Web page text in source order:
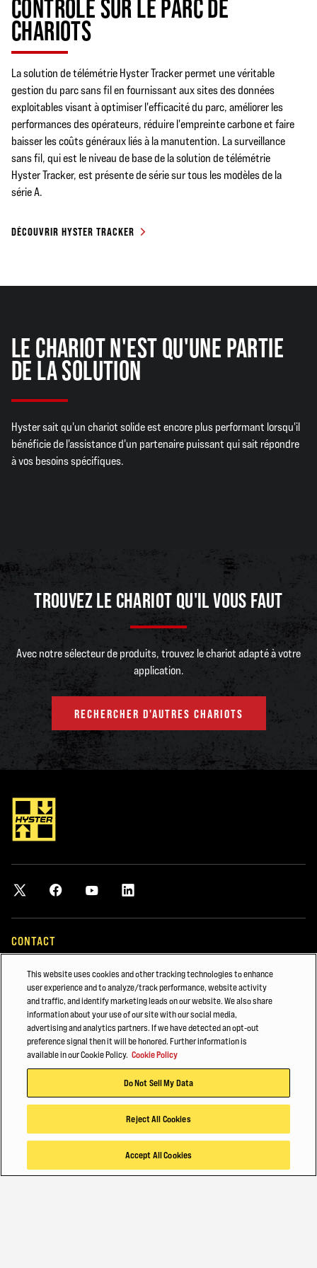
améliore la stabilité latérale. La conception
innovante de l'essieu directeur assure une
meilleure qualité de déplacement sur les surfaces
irrégulières. Ce système est 100 % sans
maintenance et ne comporte ni variateur, ni
capteurs, ni câblage.
MAÎTRISE DE LA TRACTION LORS DU LEVAGE À
GRANDE HAUTEUR
MAÎTRISE DE L'INCLINAISON LORS DU LEVAGE À
CONTRÔLE SUR LE PARC DE
CHARIOTS
La solution de télémétrie Hyster Tracker permet une véritable
gestion du parc sans fil en fournissant aux sites des données
exploitables visant à optimiser l'efficacité du parc, améliorer les
performances des opérateurs, réduire l'empreinte carbone et faire
baisser les coûts généraux liés à la manutention. La surveillance
sans fil, qui est le niveau de base de la solution de télémétrie
Hyster Tracker, est présente de série sur tous les modèles de la
série A.
DÉCOUVRIR HYSTER TRACKER
LE CHARIOT N'EST QU'UNE PARTIE
DE LA SOLUTION
Hyster sait qu'un chariot solide est encore plus performant lorsqu'il
bénéficie de l'assistance d'un partenaire puissant qui sait répondre
à vos besoins spécifiques.
TROUVEZ LE CHARIOT QU'IL VOUS FAUT
Avec notre sélecteur de produits, trouvez le chariot adapté à votre
application.
RECHERCHER D'AUTRES CHARIOTS
CONTACT
Dialoguer avec un spécialiste
DÉCOUVRIR
Hyster-Yale Materials Handling (HYMH)
Blog
This website uses cookies and other tracking technologies to enhance
user experience and to analyze/track performance, website activity
and traffic, and identify marketing leads on our website. We also share
information about your use of our site with our social media,
advertising and analytics partners. If we have detected an opt-out
preference signal then it will be honored. Further information is
available in our Cookie Policy. Cookie Policy
Do Not Sell My Data
Reject All Cookies
Accept All Cookies